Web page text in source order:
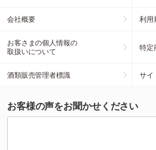
会社概要 利用
お客さまの個人情報の
取扱いについて
特定
酒類販売管理者標識 サイ
お客様の声をお聞かせください